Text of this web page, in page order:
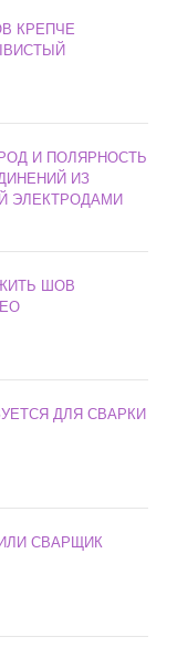
КРЕПЧЕ
И ПОЛЯРНОСТЬ
ИЗ
ЭЛЕКТРОДАМИ
ШОВ
ДЛЯ СВАРКИ
СВАРЩИК